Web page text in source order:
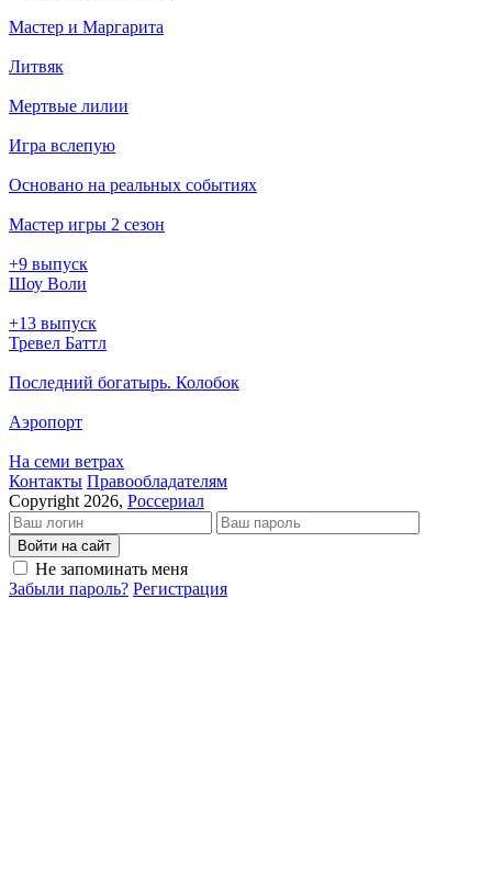
Мастер и Маргарита
Литвяк
Мертвые лилии
Игра вслепую
Основано на реальных событиях
Мастер игры 2 сезон
+9 выпуск
Шоу Воли
+13 выпуск
Тревел Баттл
Последний богатырь. Колобок
Аэропорт
На семи ветрах
Кон­так­ты Пра­во­об­ла­да­те­лям
Copyright 2026, Россериал
Войти на сайт
Не запоминать меня
Забыли пароль? Регистрация